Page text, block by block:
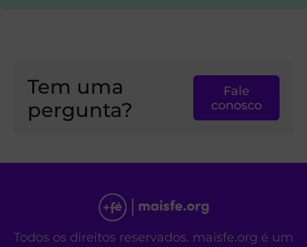
Tem uma
pergunta?
Fale
conosco
Todos os direitos reservados. maisfe.org é um